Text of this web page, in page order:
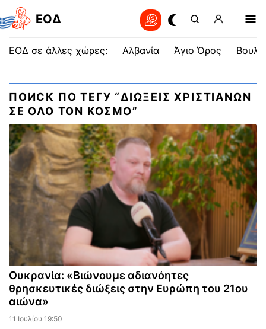
EOΔ
ΕΟΔ σε άλλες χώρες: Αλβανία Άγιο Όρος
ПОИСК ПО ТЕГУ “ΔΙΩΞΕΙΣ ΧΡΙΣΤΙΑΝΩΝ
ΣΕ ΟΛΟ ΤΟΝ ΚΟΣΜΟ”
Ουκρανία: «Βιώνουμε αδιανόητες
θρησκευτικές διώξεις στην Ευρώπη του 21ου
αιώνα»
11 Ιουλίου 19:50